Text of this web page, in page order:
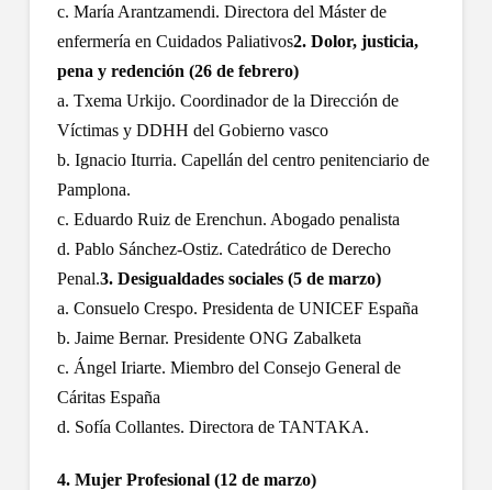
c. María Arantzamendi. Directora del Máster de
enfermería en Cuidados Paliativos2. Dolor, justicia,
pena y redención (26 de febrero)
a. Txema Urkijo. Coordinador de la Dirección de
Víctimas y DDHH del Gobierno vasco
b. Ignacio Iturria. Capellán del centro penitenciario de
Pamplona.
c. Eduardo Ruiz de Erenchun. Abogado penalista
d. Pablo Sánchez-Ostiz. Catedrático de Derecho
Penal.3. Desigualdades sociales (5 de marzo)
a. Consuelo Crespo. Presidenta de UNICEF España
b. Jaime Bernar. Presidente ONG Zabalketa
c. Ángel Iriarte. Miembro del Consejo General de
Cáritas España
d. Sofía Collantes. Directora de TANTAKA.
4. Mujer Profesional (12 de marzo)